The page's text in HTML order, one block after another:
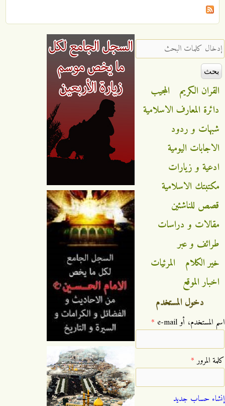
‏إدخال كلمات البحث ‏
القران الكريم
المجيب
دائرة المعارف الاسلامية
شبهات و ردود
الاجابات اليومية
ادعية و زيارات
مكتبتك الاسلامية
قصص للناشئين
مقالات و دراسات
طرائف و عبر
خير الكلام
المرئيات
اخبار الموقع
دخول المستخدم
‏اسم المستخدم، أو e-mail ‏ *
‏كلمة المرور ‏*
إنشاء حساب جديد